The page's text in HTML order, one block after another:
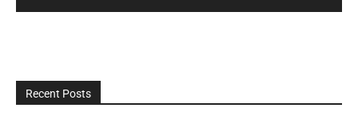
Recent Posts